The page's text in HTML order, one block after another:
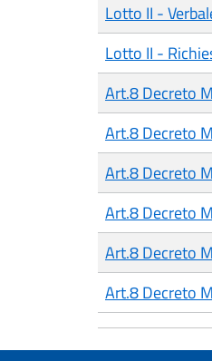
Lotto II -
Lotto II -
Art.8 Decreto
Art.8 Decreto
Art.8 Decreto
Art.8 Decreto
Art.8 Decreto
Art.8 Decreto